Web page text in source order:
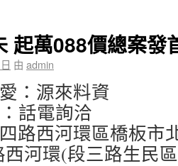
起萬088價總案發
由 admin
：源來料資
話電詢洽
路西河環區橋板市
河環(段三路生民